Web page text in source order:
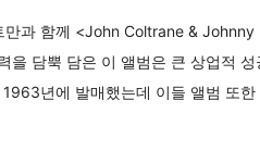
과 함께 <John Coltrane &
을 담뿍 담은 이 앨범은 큰 상업적
년에 발매했는데 이들 앨범 또